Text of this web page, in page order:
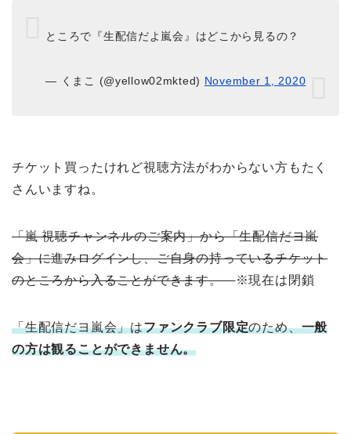
ところで『生配信だよ嵐会』はどこから見るの？
— くまこ (@yellow02mkted) November 1, 2020
チケット買ったけれど視聴方法がわからない方もたく
さんいますね。
「嵐 視聴チャンネルのご案内」から「生配信だヨ嵐
会」に進みログインし、ご自身の持っているチケット
のところから入ることができます。※現在は閉鎖
「生配信だヨ嵐会」はファンクラブ限定のため、一般
の方は観ることができません。